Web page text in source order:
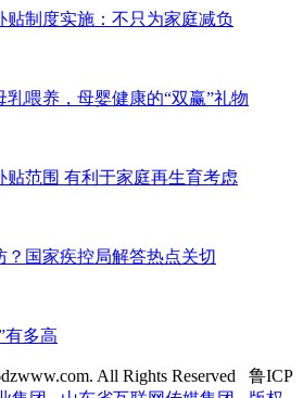
贴制度实施：不只为家庭减负
喂养，母婴健康的“双赢”礼物
贴范围 有利于家庭再生育考虑
？国家疾控局解答热点关切
有多高
dzwww.com. All Rights Reserved 鲁ICP